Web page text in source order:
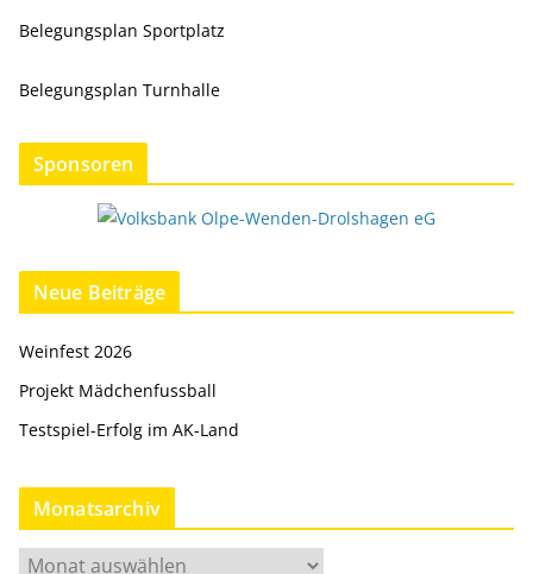
Belegungsplan Sportplatz
Belegungsplan Turnhalle
Sponsoren
Neue Beiträge
Weinfest 2026
Projekt Mädchenfussball
Testspiel-Erfolg im AK-Land
Monatsarchiv
M